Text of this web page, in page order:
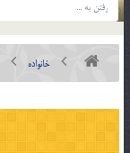
خانواده